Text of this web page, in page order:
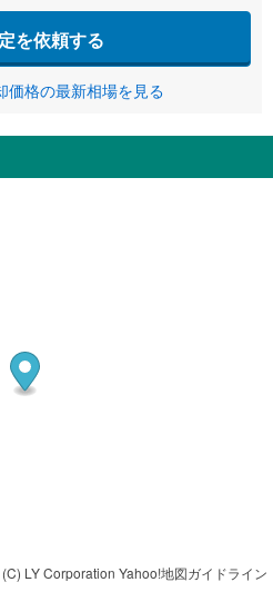
を依頼する
価格の最新相場を見る
(C) LY Corporation Yahoo!地図ガイドライン